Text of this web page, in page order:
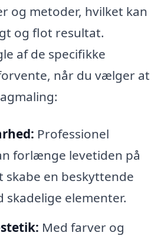
og metoder, hvilket kan
og flot resultat.
af de specifikke
når du vælger at
Professionel
forlænge levetiden på
skabe en beskyttende
skadelige elementer.
Med farver og